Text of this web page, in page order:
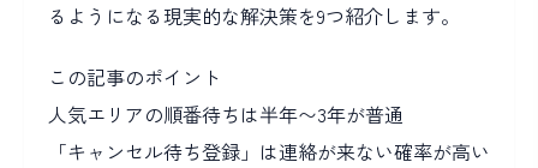
るようになる現実的な解決策を9つ紹介します。
この記事のポイント
人気エリアの順番待ちは半年〜3年が普通
「キャンセル待ち登録」は連絡が来ない確率が高い